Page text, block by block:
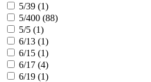
5/39 (1)
5/400 (88)
5/5 (1)
6/13 (1)
6/15 (1)
6/17 (4)
6/19 (1)